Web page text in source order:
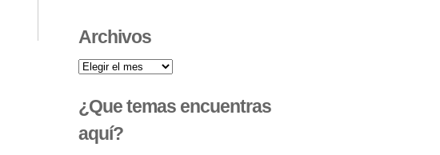
Archivos
Archivos
¿Que temas encuentras
aquí?